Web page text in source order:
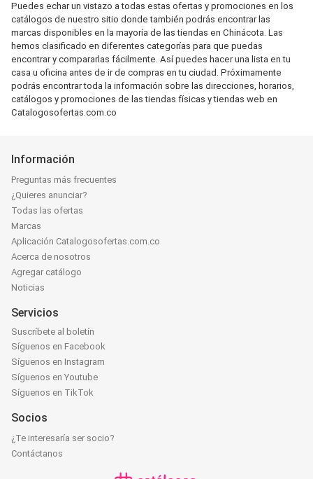
Puedes echar un vistazo a todas estas ofertas y promociones en los
catálogos de nuestro sitio donde también podrás encontrar las
marcas disponibles en la mayoría de las tiendas en Chinácota. Las
hemos clasificado en diferentes categorías para que puedas
encontrar y compararlas fácilmente. Así puedes hacer una lista en tu
casa u oficina antes de ir de compras en tu ciudad. Próximamente
podrás encontrar toda la información sobre las direcciones, horarios,
catálogos y promociones de las tiendas físicas y tiendas web en
Catalogosofertas.com.co
Información
Preguntas más frecuentes
¿Quieres anunciar?
Todas las ofertas
Marcas
Aplicación Catalogosofertas.com.co
Acerca de nosotros
Agregar catálogo
Noticias
Servicios
Suscríbete al boletín
Síguenos en Facebook
Síguenos en Instagram
Síguenos en Youtube
Síguenos en TikTok
Socios
¿Te interesaría ser socio?
Contáctanos